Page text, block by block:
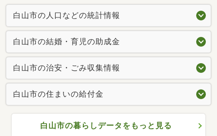
白山市の人口などの統計情報
白山市の結婚・育児の助成金
白山市の治安・ごみ収集情報
白山市の住まいの給付金
白山市の暮らしデータをもっと見る